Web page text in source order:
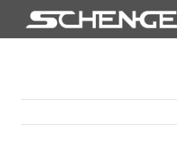
Inhalt
HÄNDLERSUCHE